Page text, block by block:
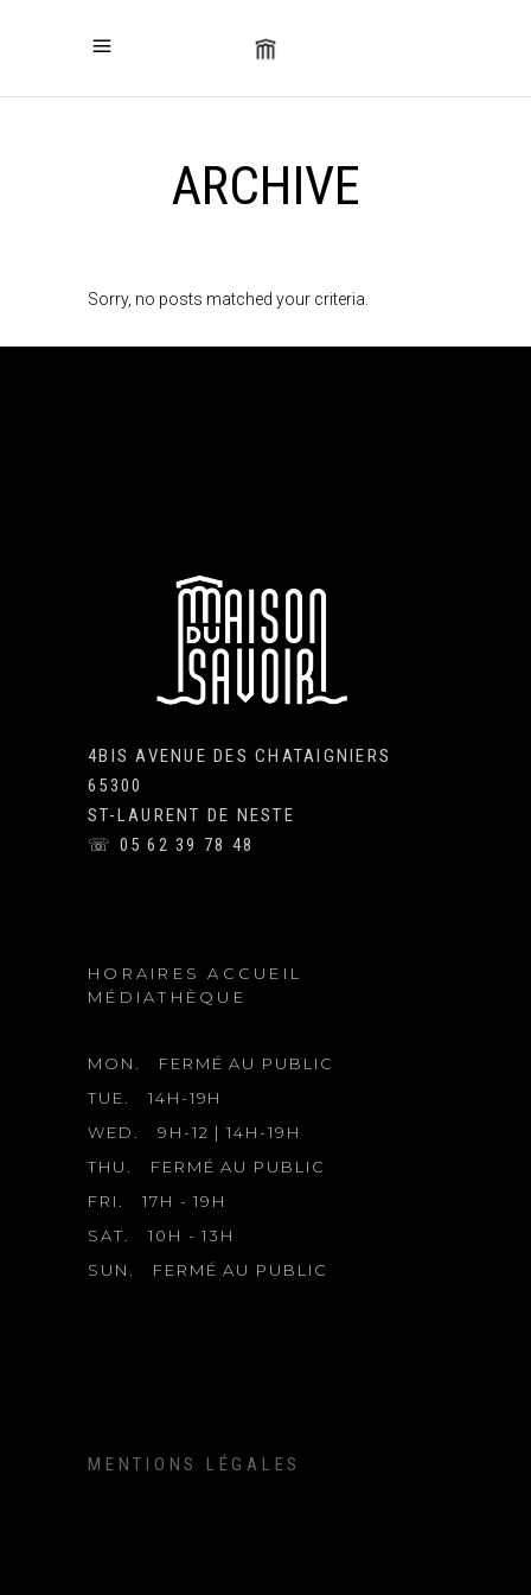
ARCHIVE
Sorry, no posts matched your criteria.
4BIS AVENUE DES CHATAIGNIERS
65300
ST-LAURENT DE NESTE
☏ 05 62 39 78 48
HORAIRES ACCUEIL
MÉDIATHÈQUE
MON.
FERMÉ AU PUBLIC
TUE.
14H-19H
WED.
9H-12 | 14H-19H
THU.
FERMÉ AU PUBLIC
FRI.
17H - 19H
SAT.
10H - 13H
SUN.
FERMÉ AU PUBLIC
MENTIONS LÉGALES